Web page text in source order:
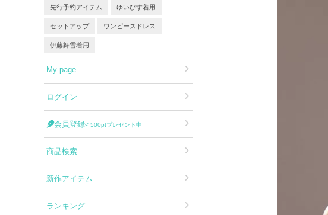
フレアミニドレス
タイトロングドレス
Aラインロングドレス
バースデードレス
先行予約アイテム ゆいぴす着用
セットアップ ワンピースドレス
伊藤舞雪着用
My page
ログイン
会員登録< 500ptプレゼント中
商品検索
新作アイテム
ランキング